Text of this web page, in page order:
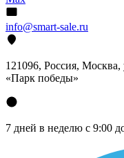
info@smart-sale.ru
121096, Россия,
«Парк победы»
7 дней в неделю с 9:00